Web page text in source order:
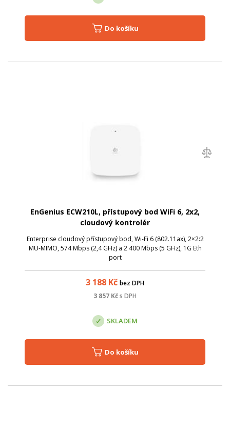
Do košíku
EnGenius ECW210L, přístupový bod WiFi 6, 2x2,
cloudový kontrolér
Enterprise cloudový přístupový bod, Wi-Fi 6 (802.11ax), 2×2:2
MU-MIMO, 574 Mbps (2,4 GHz) a 2 400 Mbps (5 GHz), 1G Eth
port
3 188 Kč bez DPH
3 857 Kčs DPH
SKLADEM
Do košíku